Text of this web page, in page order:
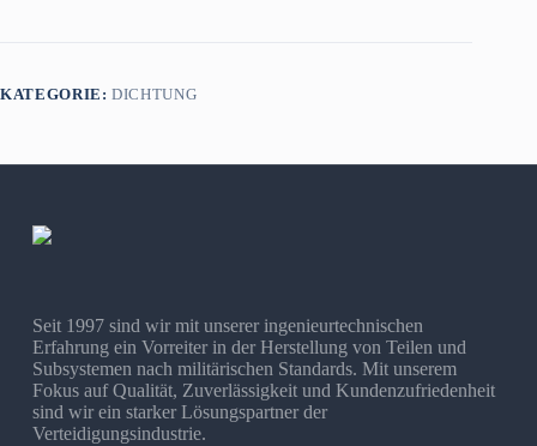
KATEGORIE:DICHTUNG
Seit 1997 sind wir mit unserer ingenieurtechnischen
Erfahrung ein Vorreiter in der Herstellung von Teilen und
Subsystemen nach militärischen Standards. Mit unserem
Fokus auf Qualität, Zuverlässigkeit und Kundenzufriedenheit
sind wir ein starker Lösungspartner der
Verteidigungsindustrie.